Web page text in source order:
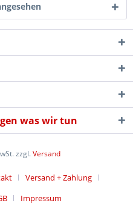
was wir tun
zzgl.Versand
Versand + Zahlung
Impressum